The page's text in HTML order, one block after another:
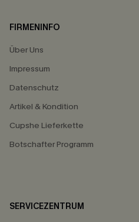
FIRMENINFO
Über Uns
Impressum
Datenschutz
Artikel & Kondition
Cupshe Lieferkette
Botschafter Programm
SERVICEZENTRUM